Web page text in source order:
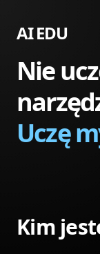
AI EDU
Nie
Uczę
Kim